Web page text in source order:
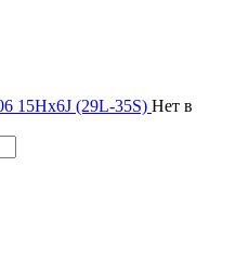
15Hx6J (29L-35S) Нет в